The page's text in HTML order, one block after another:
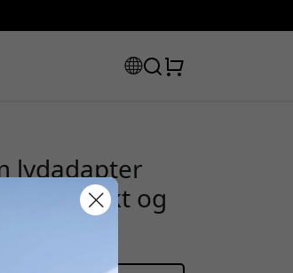
lydadapter
kompakt og